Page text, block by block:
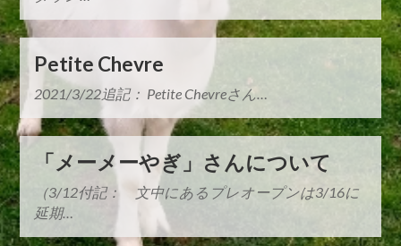
Petite Chevre
2021/3/22追記： Petite Chevreさん…
「メーメーやぎ」さんについて
（3/12付記： 文中にあるプレオープンは3/16に
延期…